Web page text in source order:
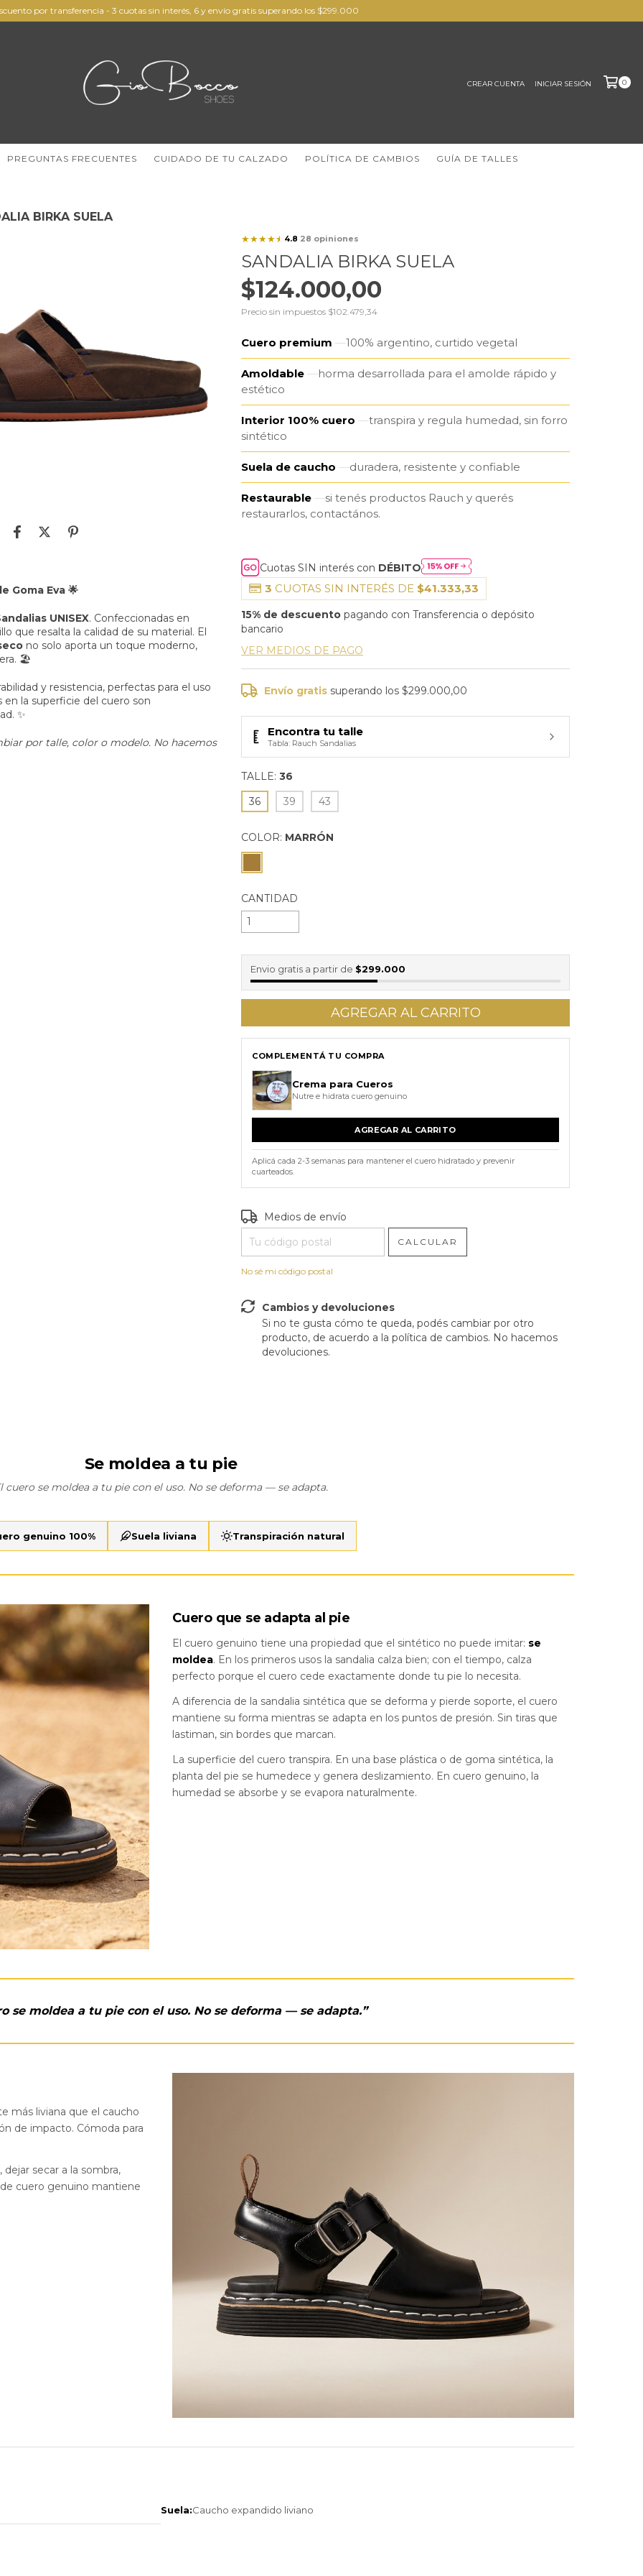
por transferencia - 3 cuotas sin interés, 6 y envío gratis superando los $299.000
CREAR CUENTA INICIAR SESIÓN 0
PREGUNTAS FRECUENTES CUIDADO DE TU CALZADO POLÍTICA DE CAMBIOS GUÍA DE TALLES
BIRKA SUELA
Goma Eva 🌟
UNISEX. Confeccionadas en
que resalta la calidad de su material. El
no solo aporta un toque moderno,
🏖️
y resistencia, perfectas para el uso
en la superficie del cuero son
✨
por talle, color o modelo. No hacemos
★★★★☆ 4.8·28 opiniones
SANDALIA BIRKA SUELA
$124.000,00
Precio sin impuestos $102.479,34
Cuero premium 100% argentino, curtido vegetal
Amoldable
horma desarrollada para el amolde rápido y
estético
Interior 100% cuero
transpira y regula humedad, sin forro
sintético
Suela de caucho duradera, resistente y confiable
Restaurable
si tenés productos Rauch y querés
restaurarlos, contactános.
Cuotas SIN interés con DÉBITO
3 CUOTAS SIN INTERÉS DE $41.333,33
15% de descuento pagando con Transferencia o depósito
bancario
VER MEDIOS DE PAGO
Envío gratis superando los$299.000,00
Encontra tu talle
Tabla: Rauch Sandalias
TALLE: 36
36
39 43
COLOR: MARRÓN
CANTIDAD
Envio gratis a partir de $299.000
COMPLEMENTÁ TU COMPRA
Crema para Cueros
Nutre e hidrata cuero genuino
AGREGAR AL CARRITO
Aplicá cada 2-3 semanas para mantener el cuero hidratado y prevenir
cuarteados.
Entregas para el CP:
Medios de envío
CALCULAR
No sé mi código postal
Cambios y devoluciones
Si no te gusta cómo te queda, podés cambiar por otro
producto, de acuerdo a la política de cambios. No hacemos
devoluciones.
Se moldea a tu pie
cuero se moldea a tu pie con el uso. No se deforma — se adapta.
genuino 100% Suela liviana Transpiración natural
Cuero que se adapta al pie
El cuero genuino tiene una propiedad que el sintético no puede imitar: se
moldea. En los primeros usos la sandalia calza bien; con el tiempo, calza
perfecto porque el cuero cede exactamente donde tu pie lo necesita.
A diferencia de la sandalia sintética que se deforma y pierde soporte, el cuero
mantiene su forma mientras se adapta en los puntos de presión. Sin tiras que
lastiman, sin bordes que marcan.
La superficie del cuero transpira. En una base plástica o de goma sintética, la
planta del pie se humedece y genera deslizamiento. En cuero genuino, la
humedad se absorbe y se evapora naturalmente.
se moldea a tu pie con el uso. No se deforma — se adapta.”
más liviana que el caucho
de impacto. Cómoda para
secar a la sombra,
cuero genuino mantiene
Suela:Caucho expandido liviano